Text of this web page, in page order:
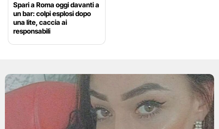
Spari a Roma oggi davanti a
un bar: colpi esplosi dopo
una lite, caccia ai
responsabili